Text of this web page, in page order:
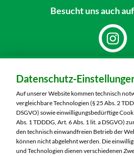
Besucht unsauch
MARKTKAUF
Niederkainaer
02625
Telefon:03591
Markt
Datenschutz-
Auf unserer Website kommen technisch
vergleichbare Technologien (§ 25 Abs. 2
DSGVO) sowie einwilligungsbedürftige
Abs. 1 TDDDG, Art. 6 Abs. 1 lit. a DSGVO)
den technisch einwandfreien Betrieb der
können nicht abgelehnt werden. Die
und Technologien dienen verschiedenen